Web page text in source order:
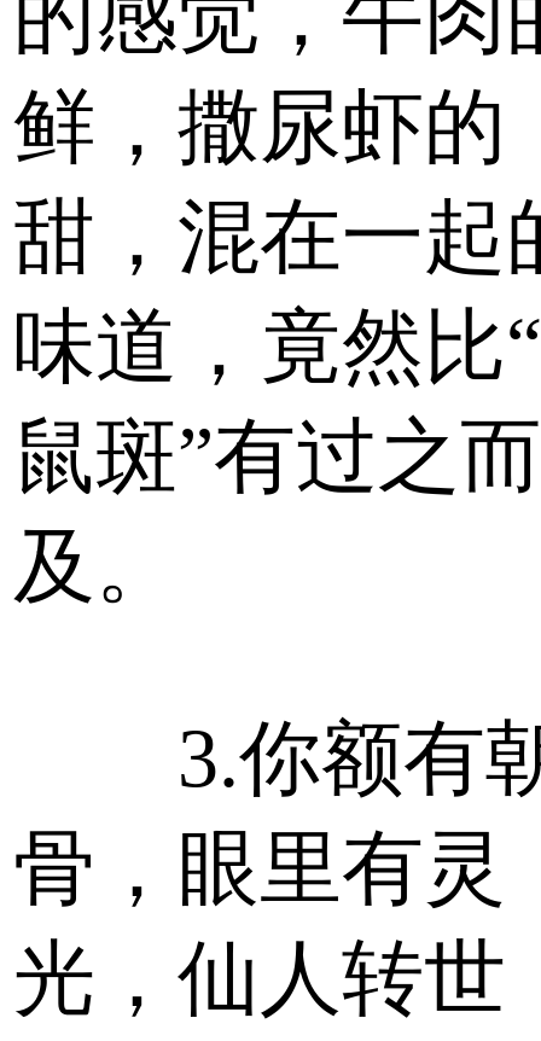
鲜，撒尿虾的
甜，混在一起
味道，竟然比
鼠斑”有过之
及。
3.你额有
骨，眼里有灵
光，仙人转世